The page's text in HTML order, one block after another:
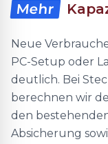
Mehr
Neue
PC-Setup oder
deutlich. Bei
berechnen wir
den
Absicherung